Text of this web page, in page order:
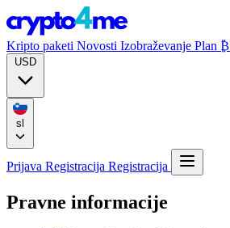
Kripto paketi Novosti Izobraževanje Plan ₿
Prijava Registracija Registracija
Pravne informacije